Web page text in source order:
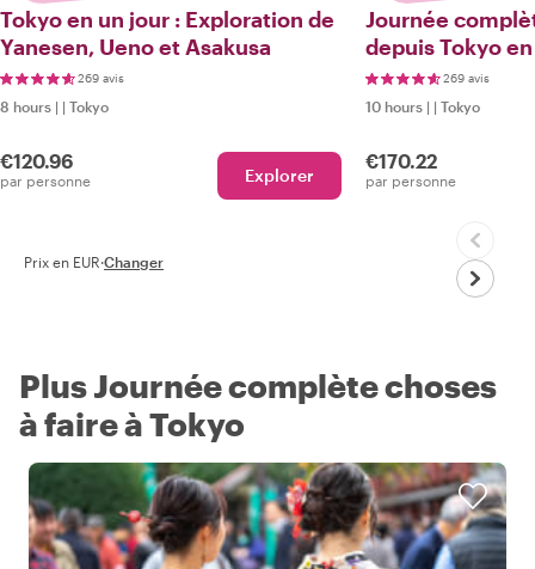
Tokyo en un jour : Exploration de
Yanesen, Ueno et Asakusa
269 avis
8 hours | | Tokyo
€120.96
par personne Explorer
Journée
depuis Tokyo
téléphérique,
et vues sur le
269 avis
10 hours | | Tokyo
€170.22
par personne
Prix en EUR·Changer
Plus Journée complète choses
à faire à Tokyo